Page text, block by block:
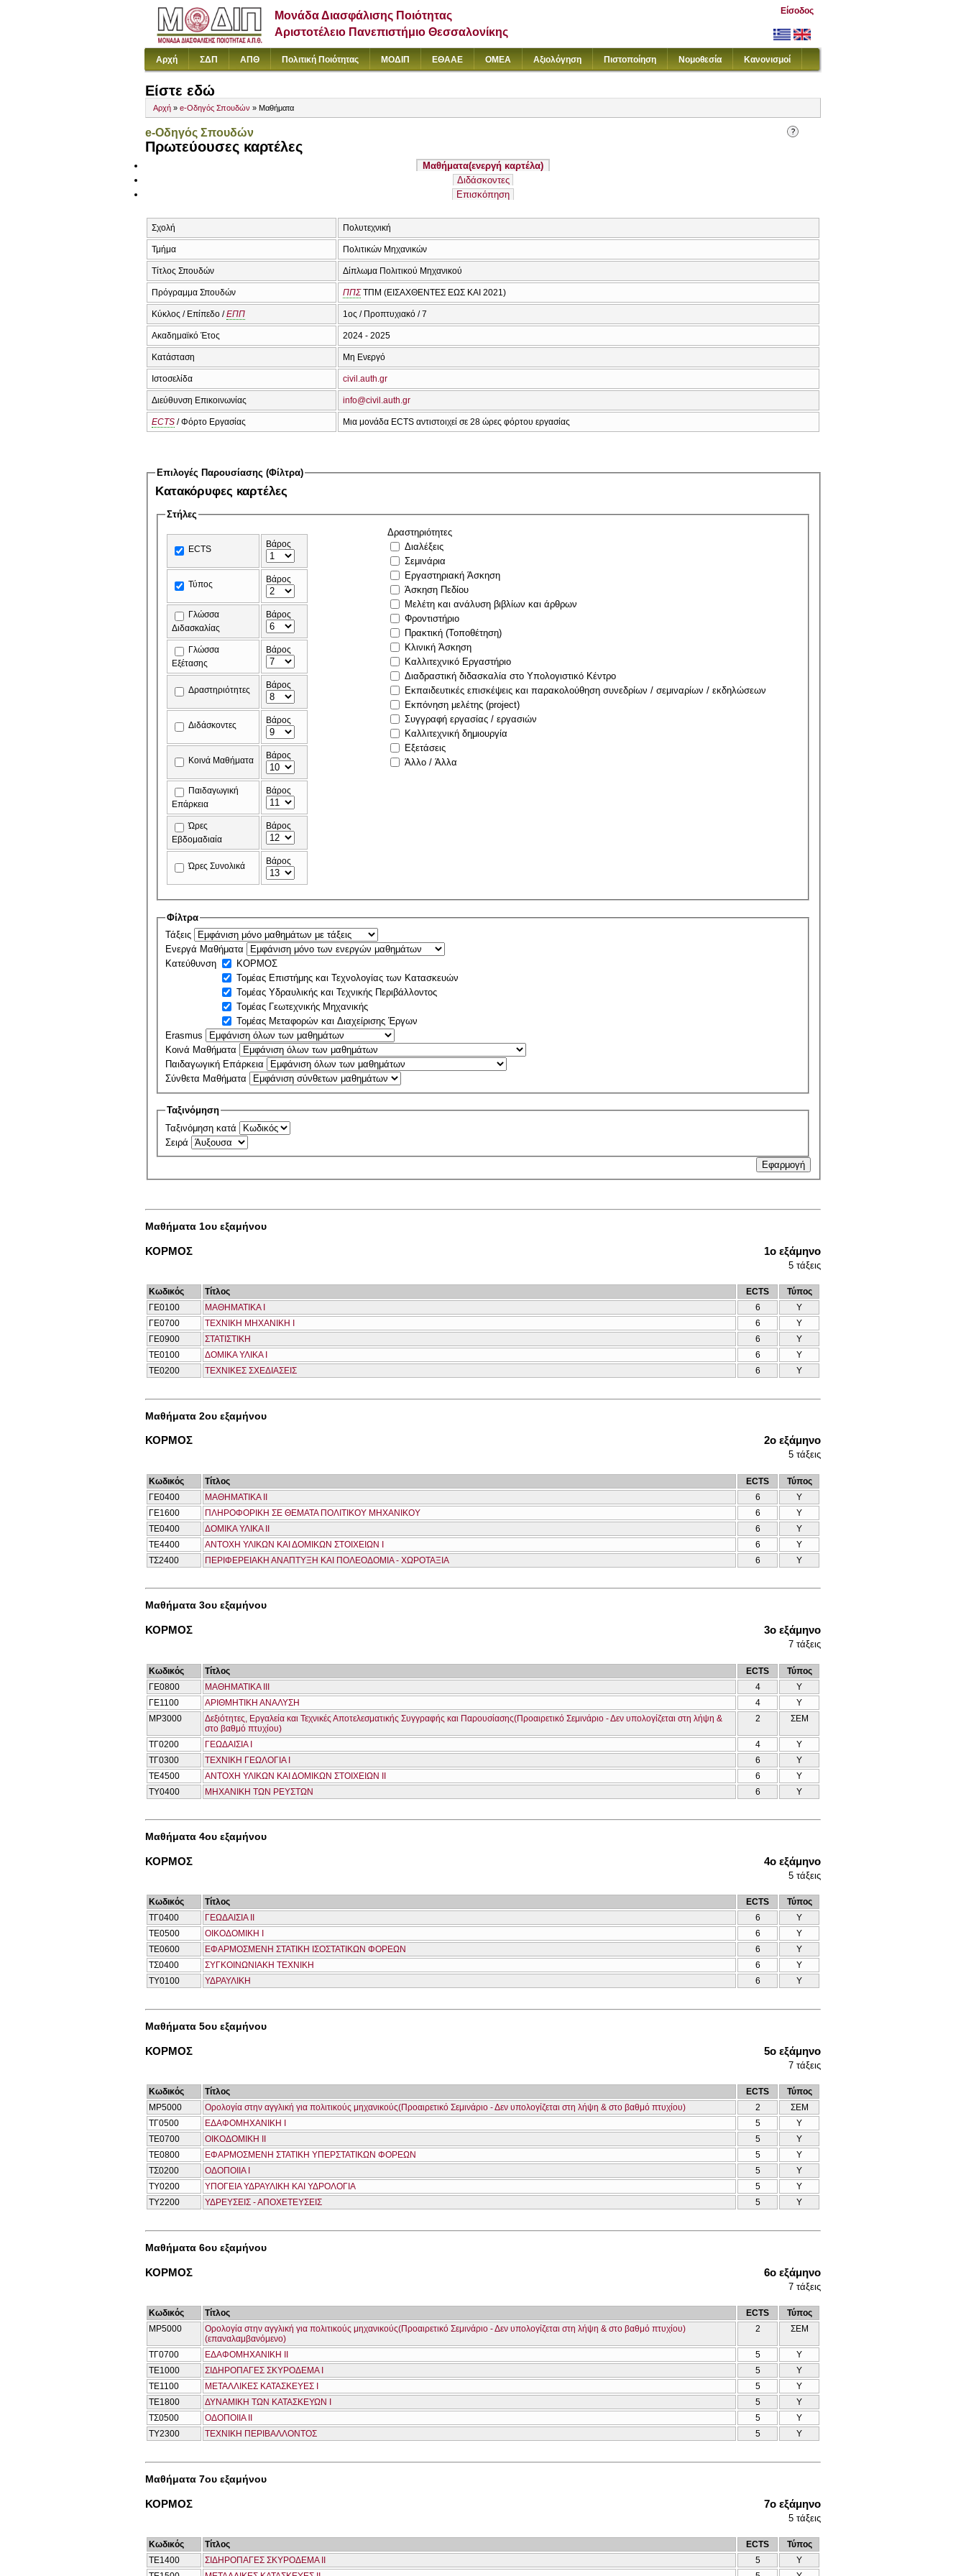
Μονάδα Διασφάλισης Ποιότητας
Αριστοτέλειο Πανεπιστήμιο Θεσσαλονίκης
Είσοδος
Αρχή ΣΔΠ ΑΠΘ Πολιτική Ποιότητας ΜΟΔΙΠ ΕΘΑΑΕ ΟΜΕΑ Αξιολόγηση Πιστοποίηση Νομοθεσία Κανονισμοί
Είστε εδώ
Αρχή » e-Οδηγός Σπουδών » Μαθήματα
e-Οδηγός Σπουδών
Πρωτεύουσες καρτέλες
Μαθήματα(ενεργή καρτέλα)
Διδάσκοντες
Επισκόπηση
Σχολή Πολυτεχνική
Τμήμα Πολιτικών Μηχανικών
Τίτλος Σπουδών Δίπλωμα Πολιτικού Μηχανικού
Πρόγραμμα Σπουδών ΠΠΣΤΠΜ (ΕΙΣΑΧΘΕΝΤΕΣ ΕΩΣ ΚΑΙ 2021)
Κύκλος / Επίπεδο /ΕΠΠ 1ος / Προπτυχιακό / 7
Ακαδημαϊκό Έτος 2024 - 2025
Κατάσταση Μη Ενεργό
Ιστοσελίδα civil.auth.gr
Διεύθυνση Επικοινωνίας info@civil.auth.gr
ECTS / Φόρτο Εργασίας Μια μονάδα ECTS αντιστοιχεί σε 28 ώρες φόρτου εργασίας
Επιλογές Παρουσίασης (Φίλτρα)
Κατακόρυφες καρτέλες
Στήλες
ECTS Βάρος
Τύπος Βάρος
Γλώσσα
Διδασκαλίας
Βάρος
Γλώσσα
Εξέτασης
Βάρος
Δραστηριότητες Βάρος
Διδάσκοντες Βάρος
Κοινά Μαθήματα Βάρος
Παιδαγωγική
Επάρκεια
Βάρος
Ώρες
Εβδομαδιαία
Βάρος
Ώρες Συνολικά Βάρος
Δραστηριότητες
Διαλέξεις
Σεμινάρια
Εργαστηριακή Άσκηση
Άσκηση Πεδίου
Μελέτη και ανάλυση βιβλίων και άρθρων
Φροντιστήριο
Πρακτική (Τοποθέτηση)
Κλινική Άσκηση
Καλλιτεχνικό Εργαστήριο
Διαδραστική διδασκαλία στο Υπολογιστικό Κέντρο
Εκπαιδευτικές επισκέψεις και παρακολούθηση συνεδρίων / σεμιναρίων / εκδηλώσεων
Εκπόνηση μελέτης (project)
Συγγραφή εργασίας / εργασιών
Καλλιτεχνική δημιουργία
Εξετάσεις
Άλλο / Άλλα
Φίλτρα
Τάξεις
Ενεργά Μαθήματα
Κατεύθυνση
ΚΟΡΜΟΣ
Τομέας Επιστήμης και Τεχνολογίας των Κατασκευών
Τομέας Υδραυλικής και Τεχνικής Περιβάλλοντος
Τομέας Γεωτεχνικής Μηχανικής
Τομέας Μεταφορών και Διαχείρισης Έργων
Erasmus
Κοινά Μαθήματα
Παιδαγωγική Επάρκεια
Σύνθετα Μαθήματα
Ταξινόμηση
Ταξινόμηση κατά
Σειρά
Μαθήματα 1ου εξαμήνου
ΚΟΡΜΟΣ 1ο εξάμηνο
5 τάξεις
Κωδικός Τίτλος ECTS
Τύπος
ΓΕ0100
ΜΑΘΗΜΑΤΙΚΑ Ι 6
Υ
ΓΕ0700
ΤΕΧΝΙΚΗ ΜΗΧΑΝΙΚΗ I 6
Υ
ΓΕ0900
ΣΤΑΤΙΣΤΙΚΗ 6
Υ
ΤΕ0100
ΔΟΜΙΚΑ ΥΛΙΚΑ Ι 6
Υ
ΤΕ0200
ΤΕΧΝΙΚΕΣ ΣΧΕΔΙΑΣΕΙΣ 6 Υ
Μαθήματα 2ου εξαμήνου
ΚΟΡΜΟΣ 2ο εξάμηνο
5 τάξεις
Κωδικός Τίτλος ECTS
Τύπος
ΓΕ0400
ΜΑΘΗΜΑΤΙΚΑ ΙΙ 6
Υ
ΓΕ1600
ΠΛΗΡΟΦΟΡΙΚΗ ΣΕ ΘΕΜΑΤΑ ΠΟΛΙΤΙΚΟΥ ΜΗΧΑΝΙΚΟΥ 6
Υ
ΤΕ0400
ΔΟΜΙΚΑ ΥΛΙΚΑ ΙΙ 6
Υ
ΤΕ4400
ΑΝΤΟΧΗ ΥΛΙΚΩΝ ΚΑΙ ΔΟΜΙΚΩΝ ΣΤΟΙΧΕΙΩΝ Ι 6
Υ
ΤΣ2400
ΠΕΡΙΦΕΡΕΙΑΚΗ ΑΝΑΠΤΥΞΗ ΚΑΙ ΠΟΛΕΟΔΟΜΙΑ - ΧΩΡΟΤΑΞΙΑ 6 Υ
Μαθήματα 3ου εξαμήνου
ΚΟΡΜΟΣ 3ο εξάμηνο
7 τάξεις
Κωδικός Τίτλος ECTS
Τύπος
ΓΕ0800
ΜΑΘΗΜΑΤΙΚΑ ΙΙΙ 4
Υ
ΓΕ1100
ΑΡΙΘΜΗΤΙΚΗ ΑΝΑΛΥΣΗ 4
Υ
ΜΡ3000
Δεξιότητες, Εργαλεία και Τεχνικές Αποτελεσματικής Συγγραφής και Παρουσίασης(Προαιρετικό Σεμινάριο - Δεν υπολογίζεται στη λήψη &
στο βαθμό πτυχίου)
2 ΣΕΜ
ΤΓ0200 ΓΕΩΔΑΙΣΙΑ Ι 4
Υ
ΤΓ0300
ΤΕΧΝΙΚΗ ΓΕΩΛΟΓΙΑ Ι 6
Υ
ΤΕ4500
ΑΝΤΟΧΗ ΥΛΙΚΩΝ ΚΑΙ ΔΟΜΙΚΩΝ ΣΤΟΙΧΕΙΩΝ ΙΙ 6
Υ
ΤΥ0400
ΜΗΧΑΝΙΚΗ ΤΩΝ ΡΕΥΣΤΩΝ 6 Υ
Μαθήματα 4ου εξαμήνου
ΚΟΡΜΟΣ 4ο εξάμηνο
5 τάξεις
Κωδικός Τίτλος ECTS
Τύπος
ΤΓ0400
ΓΕΩΔΑΙΣΙΑ ΙΙ 6
Υ
ΤΕ0500
ΟΙΚΟΔΟΜΙΚΗ Ι 6
Υ
ΤΕ0600
ΕΦΑΡΜΟΣΜΕΝΗ ΣΤΑΤΙΚΗ ΙΣΟΣΤΑΤΙΚΩΝ ΦΟΡΕΩΝ 6
Υ
ΤΣ0400
ΣΥΓΚΟΙΝΩΝΙΑΚΗ ΤΕΧΝΙΚΗ 6
Υ
ΤΥ0100
ΥΔΡΑΥΛΙΚΗ 6 Υ
Μαθήματα 5ου εξαμήνου
ΚΟΡΜΟΣ 5ο εξάμηνο
7 τάξεις
Κωδικός Τίτλος ECTS
Τύπος
ΜΡ5000
Ορολογία στην αγγλική για πολιτικούς μηχανικούς(Προαιρετικό Σεμινάριο - Δεν υπολογίζεται στη λήψη & στο βαθμό πτυχίου) 2
ΣΕΜ
ΤΓ0500
ΕΔΑΦΟΜΗΧΑΝΙΚΗ Ι 5
Υ
ΤΕ0700
ΟΙΚΟΔΟΜΙΚΗ ΙΙ 5
Υ
ΤΕ0800
ΕΦΑΡΜΟΣΜΕΝΗ ΣΤΑΤΙΚΗ ΥΠΕΡΣΤΑΤΙΚΩΝ ΦΟΡΕΩΝ 5
Υ
ΤΣ0200
ΟΔΟΠΟΙΙΑ Ι 5
Υ
ΤΥ0200
ΥΠΟΓΕΙΑ ΥΔΡΑΥΛΙΚΗ ΚΑΙ ΥΔΡΟΛΟΓΙΑ 5
Υ
ΤΥ2200
ΥΔΡΕΥΣΕΙΣ - ΑΠΟΧΕΤΕΥΣΕΙΣ 5 Υ
Μαθήματα 6ου εξαμήνου
ΚΟΡΜΟΣ 6ο εξάμηνο
7 τάξεις
Κωδικός Τίτλος ECTS
Τύπος
ΜΡ5000
Ορολογία στην αγγλική για πολιτικούς μηχανικούς(Προαιρετικό Σεμινάριο - Δεν υπολογίζεται στη λήψη & στο βαθμό πτυχίου)
(επαναλαμβανόμενο)
2 ΣΕΜ
ΤΓ0700 ΕΔΑΦΟΜΗΧΑΝΙΚΗ ΙΙ 5
Υ
ΤΕ1000
ΣΙΔΗΡΟΠΑΓΕΣ ΣΚΥΡΟΔΕΜΑ Ι 5
Υ
ΤΕ1100
ΜΕΤΑΛΛΙΚΕΣ ΚΑΤΑΣΚΕΥΕΣ Ι 5
Υ
ΤΕ1800
ΔΥΝΑΜΙΚΗ ΤΩΝ ΚΑΤΑΣΚΕΥΩΝ Ι 5
Υ
ΤΣ0500
ΟΔΟΠΟΙΙΑ ΙΙ 5
Υ
ΤΥ2300
ΤΕΧΝΙΚΗ ΠΕΡΙΒΑΛΛΟΝΤΟΣ 5 Υ
Μαθήματα 7ου εξαμήνου
ΚΟΡΜΟΣ 7ο εξάμηνο
5 τάξεις
Κωδικός Τίτλος ECTS
Τύπος
ΤΕ1400
ΣΙΔΗΡΟΠΑΓΕΣ ΣΚΥΡΟΔΕΜΑ ΙΙ 5
Υ